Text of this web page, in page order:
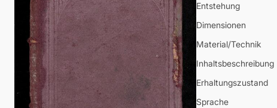
Entstehung
Dimensionen
Material/Technik
Inhaltsbeschreibung
Erhaltungszustand
Sprache